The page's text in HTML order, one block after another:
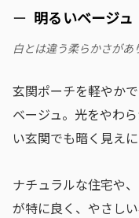
明るいベージュ
白とは違う柔らかさが
玄関ポーチを軽やか
ベージュ。光をやわ
い玄関でも暗く見え
ナチュラルな住宅や
が特に良く、やさし